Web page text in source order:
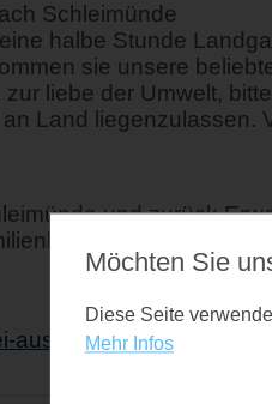
Schleimünde
halbe Stunde
sie unsere
zur liebe der Umwelt,
Land liegenzulassen.
und zurück
33,00 €
ausflugsfahrten.de
Möchten Sie
Diese Seite
Mehr Infos